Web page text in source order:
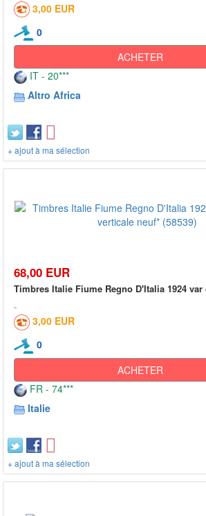
3,00 EUR
0
ACHETER
IT - 20***
Altro Africa
+ ajout à ma sélection
68,00 EUR
Timbres Italie Fiume Regno D'Italia 1924 var
3,00 EUR
0
ACHETER
FR - 74***
Italie
+ ajout à ma sélection